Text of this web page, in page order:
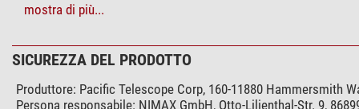
Regolazione dell'altezza della polare (°)
Tipo di motore
Tipo di trasmissione
mostra di più...
SICUREZZA DEL PRODOTTO
Produttore: Pacific Telescope Corp, 160-11880 Hammersmith
Persona responsabile: NIMAX GmbH, Otto-Lilienthal-Str. 9,